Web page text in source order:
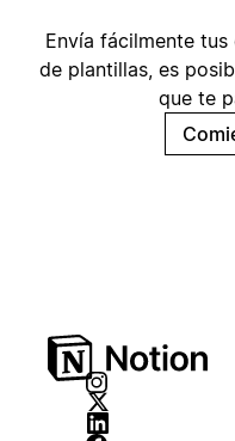
Envía fácilmente tus
de plantillas, es
que te